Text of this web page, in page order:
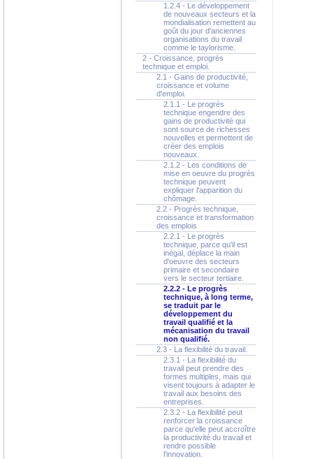
1.2.4 - Le développement
de nouveaux secteurs et la
mondialisation remettent au
goût du jour d'anciennes
organisations du travail
comme le taylorisme.
2 - Croissance, progrès
technique et emploi.
2.1 - Gains de productivité,
croissance et volume
d'emploi.
2.1.1 - Le progrès
technique engendre des
gains de productivité qui
sont source de richesses
nouvelles et permettent de
créer des emplois
nouveaux.
2.1.2 - Les conditions de
mise en oeuvre du progrès
technique peuvent
expliquer l'apparition du
chômage.
2.2 - Progrès technique,
croissance et transformation
des emplois
2.2.1 - Le progrès
technique, parce qu'il est
inégal, déplace la main
d'oeuvre des secteurs
primaire et secondaire
vers le secteur tertiaire.
2.2.2 - Le progrès
technique, à long terme,
se traduit par le
développement du
travail qualifié et la
mécanisation du travail
non qualifié.
2.3 - La flexibilité du travail.
2.3.1 - La flexibilité du
travail peut prendre des
formes multiples, mais qui
visent toujours à adapter le
travail aux besoins des
entreprises.
2.3.2 - La flexibilité peut
renforcer la croissance
parce qu'elle peut accroître
la productivité du travail et
rendre possible
l'innovation.